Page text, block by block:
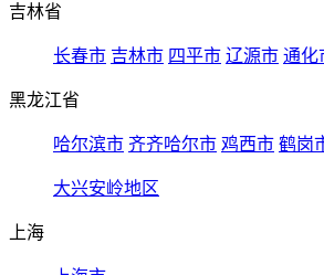
吉林省
长春市 吉林市 四平市 辽源市 通化
黑龙江省
哈尔滨市 齐齐哈尔市 鸡西市 鹤岗
大兴安岭地区
上海